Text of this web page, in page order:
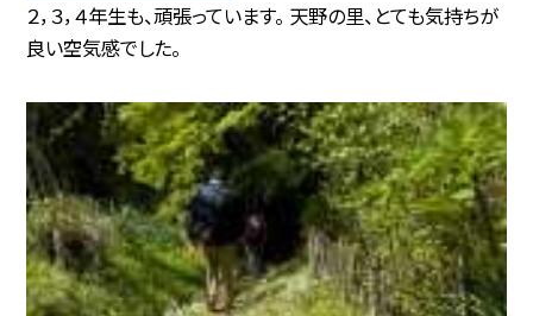
２，３，４年生も、頑張っています。 天野の里、とても気持ちが
良い空気感でした。